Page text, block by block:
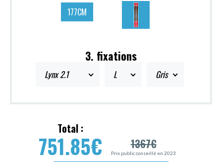
177CM
3. fixations
Lynx 2.1 L Gris
Total :
751.85€ 1367€
Prix public conseillé en 2023